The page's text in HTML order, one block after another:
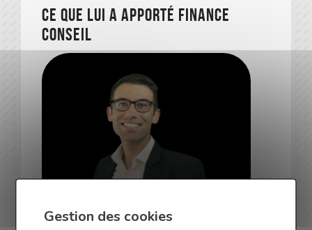
Ce que lui a apporté Finance
Conseil
Gestion des cookies